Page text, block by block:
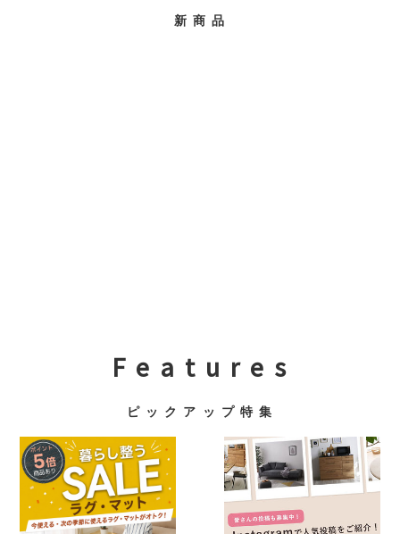
新 商 品
F e a t u r e s
ピ ッ ク ア ッ プ 特 集